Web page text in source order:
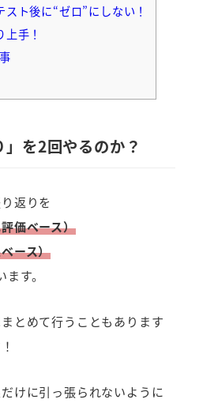
ト後に“ゼロ”にしない！
手！
を2回やるのか？
返りを
価ベース）
ース）
す。
とめて行うこともあります
けに引っ張られないように